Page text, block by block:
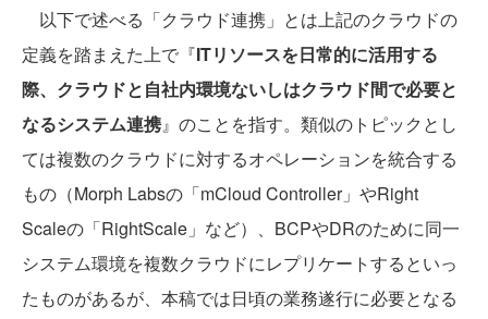
以下で述べる「クラウド連携」とは上記のクラウドの
定義を踏まえた上で『ITリソースを日常的に活用する
際、クラウドと自社内環境ないしはクラウド間で必要と
なるシステム連携』のことを指す。類似のトピックとし
ては複数のクラウドに対するオペレーションを統合する
もの（Morph Labsの「mCloud Controller」やRight
Scaleの「RightScale」など）、BCPやDRのために同一
システム環境を複数クラウドにレプリケートするといっ
たものがあるが、本稿では日頃の業務遂行に必要となる